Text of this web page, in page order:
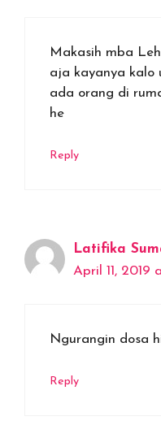
Makasih mba
aja kayanya kalo
ada orang di
he
Reply
Latifika
April 11, 2019
Ngurangin dosa
Reply